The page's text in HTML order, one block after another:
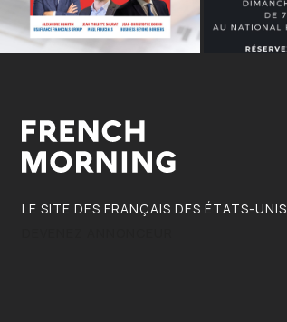
LE SITE DES FRANÇAIS DES ÉTATS-UNIS